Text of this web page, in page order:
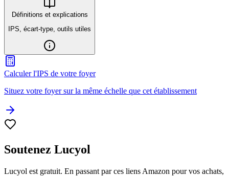
Définitions et explications
IPS, écart-type, outils utiles
Calculer l'IPS de votre foyer
Situez votre foyer sur la même échelle que cet établissement
Soutenez Lucyol
Lucyol est gratuit. En passant par ces liens Amazon pour vos achats,